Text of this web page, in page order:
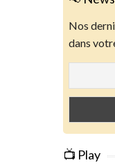
Nos
dans
📺 Play